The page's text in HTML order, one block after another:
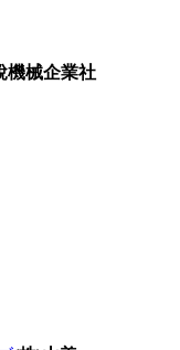
機械企業社